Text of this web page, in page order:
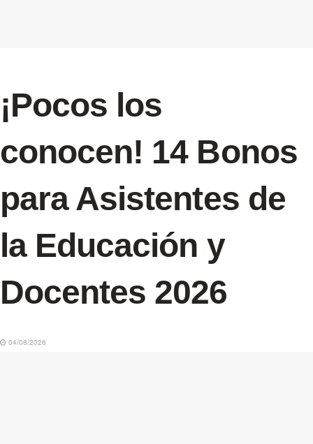
¡Pocos los
conocen! 14 Bonos
para Asistentes de
la Educación y
Docentes 2026
04/08/2026